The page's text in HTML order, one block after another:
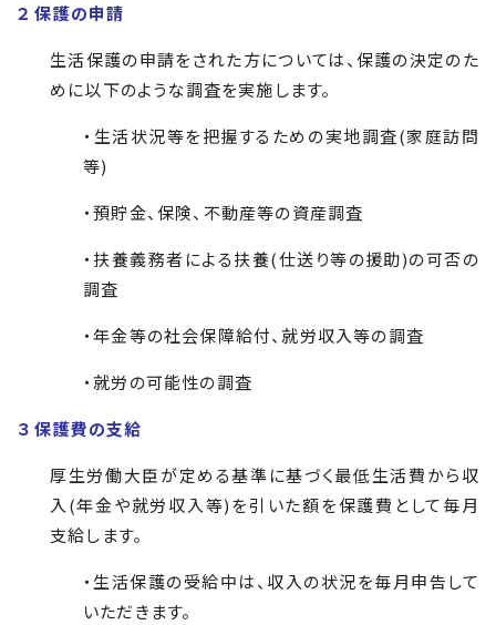
２ 保護の申請
生活保護の申請をされた方については、保護の決定のた
めに以下のような調査を実施します。
・生活状況等を把握するための実地調査(家庭訪問
等)
・預貯金、保険、不動産等の資産調査
・扶養義務者による扶養(仕送り等の援助)の可否の
調査
・年金等の社会保障給付、就労収入等の調査
・就労の可能性の調査
３ 保護費の支給
厚生労働大臣が定める基準に基づく最低生活費から収
入(年金や就労収入等)を引いた額を保護費として毎月
支給します。
・生活保護の受給中は、収入の状況を毎月申告して
いただきます。